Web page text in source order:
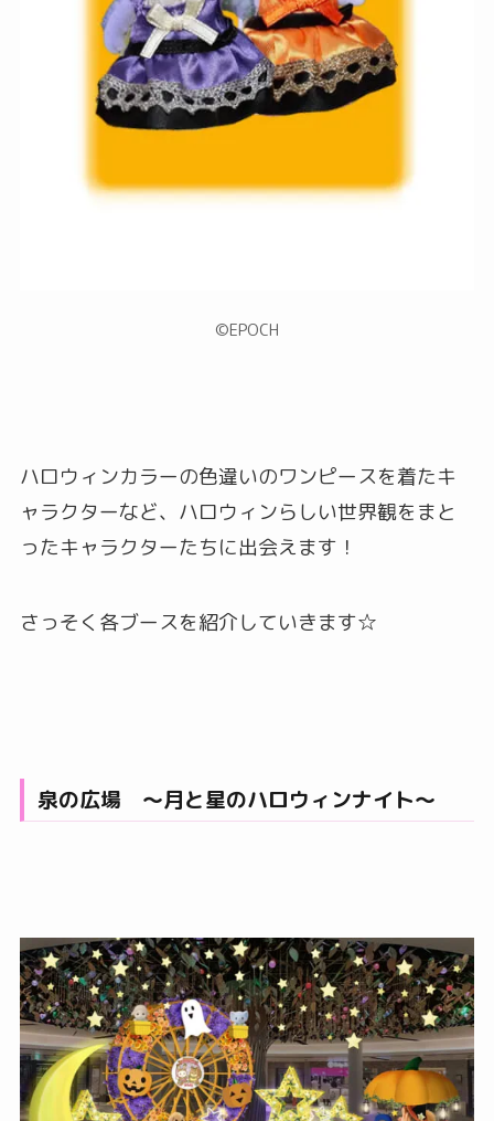
©︎EPOCH
ハロウィンカラーの色違いのワンピースを着たキ
ャラクターなど、ハロウィンらしい世界観をまと
ったキャラクターたちに出会えます！
さっそく各ブースを紹介していきます☆
泉の広場 〜月と星のハロウィンナイト〜